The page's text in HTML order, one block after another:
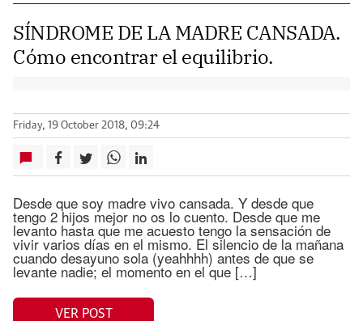
SÍNDROME DE LA MADRE CANSADA.
Cómo encontrar el equilibrio.
Friday, 19 October 2018, 09:24
Desde que soy madre vivo cansada. Y desde que
tengo 2 hijos mejor no os lo cuento. Desde que me
levanto hasta que me acuesto tengo la sensación de
vivir varios días en el mismo. El silencio de la mañana
cuando desayuno sola (yeahhhh) antes de que se
levante nadie; el momento en el que […]
VER POST